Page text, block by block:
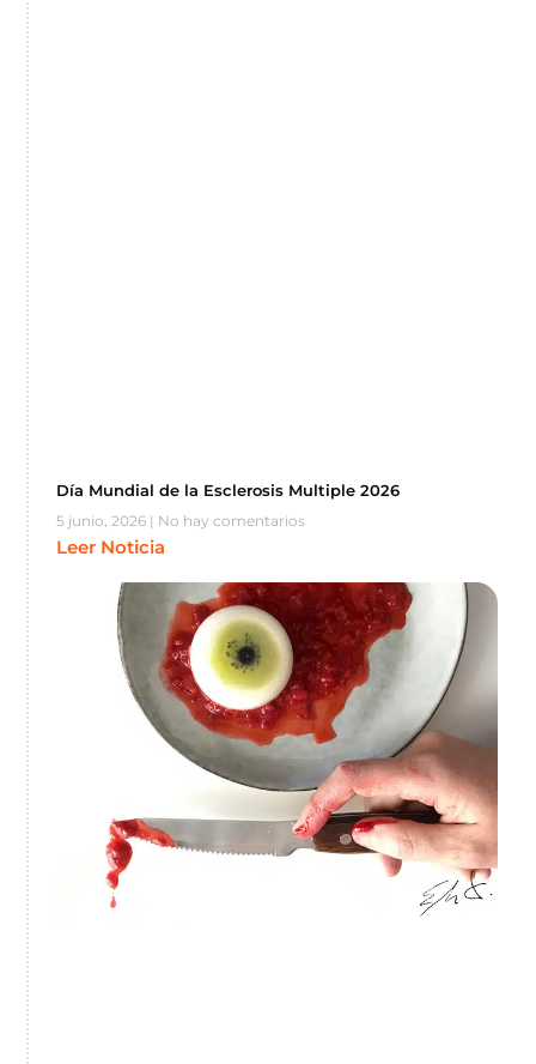
Día Mundial de la Esclerosis Multiple 2026
5 junio, 2026 No hay comentarios
Leer Noticia